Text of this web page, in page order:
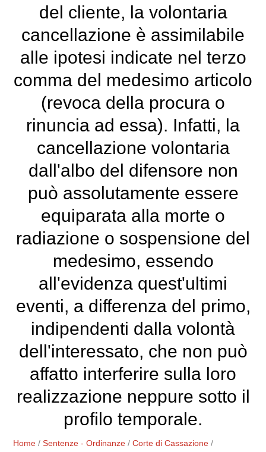
del cliente, la volontaria
cancellazione è assimilabile
alle ipotesi indicate nel terzo
comma del medesimo articolo
(revoca della procura o
rinuncia ad essa). Infatti, la
cancellazione volontaria
dall'albo del difensore non
può assolutamente essere
equiparata alla morte o
radiazione o sospensione del
medesimo, essendo
all'evidenza quest'ultimi
eventi, a differenza del primo,
indipendenti dalla volontà
dell'interessato, che non può
affatto interferire sulla loro
realizzazione neppure sotto il
profilo temporale.
Home /Sentenze - Ordinanze /Corte di Cassazione /